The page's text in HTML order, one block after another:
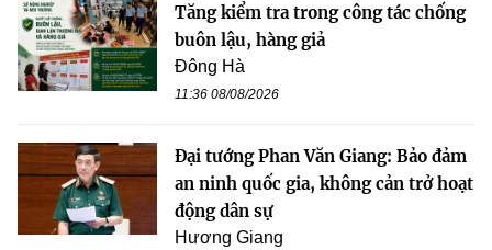
Tăng kiểm tra trong công tác chống
buôn lậu, hàng giả
Đông Hà
11:36 08/08/2026
Đại tướng Phan Văn Giang: Bảo đảm
an ninh quốc gia, không cản trở hoạt
động dân sự
Hương Giang